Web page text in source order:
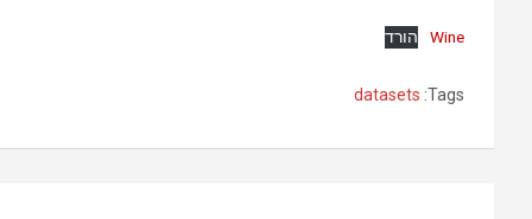
Wine הורד
Tags:
datasets